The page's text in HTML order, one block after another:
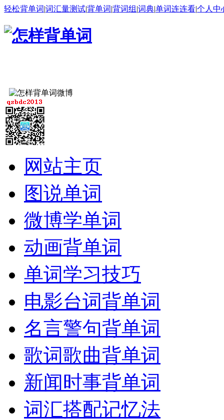
轻松背单词|词汇量测试|背单词|背词组 |词典|单词连连看|个人中
网站主页
图说单词
微博学单词
动画背单词
单词学习技巧
电影台词背单词
名言警句背单词
歌词歌曲背单词
新闻时事背单词
词汇搭配记忆法